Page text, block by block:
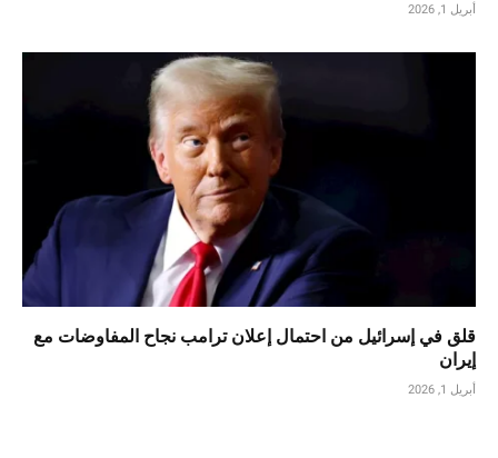
أبريل 1, 2026
قلق في إسرائيل من احتمال إعلان ترامب نجاح المفاوضات مع
إيران
أبريل 1, 2026